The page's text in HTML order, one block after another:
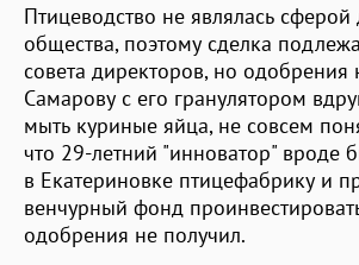
Птицеводство не являлась сферой
общества, поэтому сделка
совета директоров, но
Самарову с его гранулятором
мыть куриные яйца, не совсем
что 29-летний "инноватор" вроде
в Екатериновке птицефабрику и
венчурный фонд
одобрения не получил.